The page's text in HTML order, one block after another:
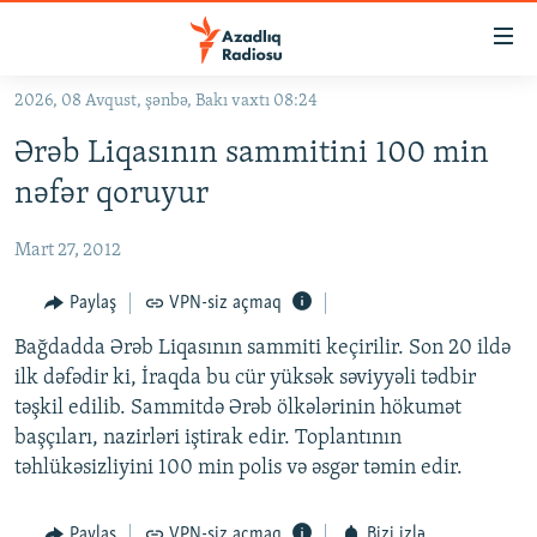
Əsas
qayıt
Əsas
naviqasiyaya
qayıt
KORRUPSIOMETR
#ƏSLINDƏ
FƏRQƏ BAX
QANUNI DOĞRU
ARAŞDIRMA
MULTIMEDIA
VIDEO
RADIO ARXIV
2026, 08 Avqust, şənbə, Bakı vaxtı 08:24
Ərəb Liqasının sammitini 100 min
nəfər qoruyur
Mart 27, 2012
Paylaş VPN-siz açmaq
Bağdadda Ərəb Liqasının sammiti keçirilir. Son 20 ildə
ilk dəfədir ki, İraqda bu cür yüksək səviyyəli tədbir
təşkil edilib. Sammitdə Ərəb ölkələrinin hökumət
başçıları, nazirləri iştirak edir. Toplantının
təhlükəsizliyini 100 min polis və əsgər təmin edir.